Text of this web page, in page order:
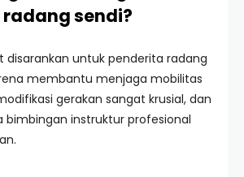
sendi?
disarankan untuk penderita radang
membantu menjaga mobilitas
gerakan sangat krusial, dan
bimbingan instruktur profesional